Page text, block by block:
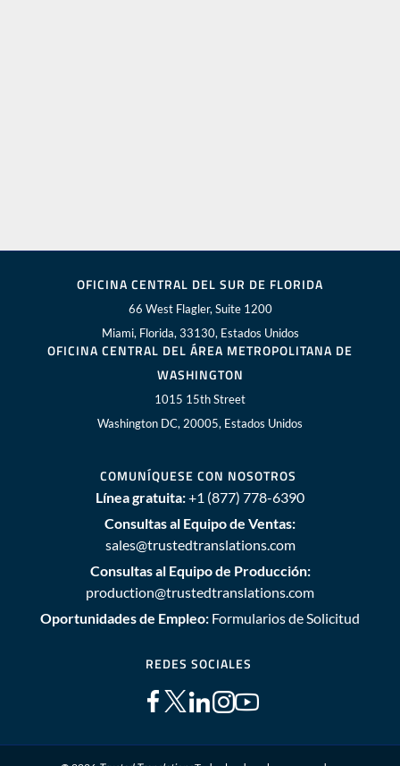
OFICINA CENTRAL DEL SUR DE FLORIDA
66 West Flagler, Suite 1200
Miami, Florida, 33130, Estados Unidos
OFICINA CENTRAL DEL ÁREA METROPOLITANA DE
WASHINGTON
1015 15th Street
Washington DC, 20005, Estados Unidos
COMUNÍQUESE CON NOSOTROS
Línea gratuita:+1 (877) 778-6390
Consultas al Equipo de Ventas:
sales@trustedtranslations.com
Consultas al Equipo de Producción:
production@trustedtranslations.com
Oportunidades de Empleo: Formularios de Solicitud
REDES SOCIALES